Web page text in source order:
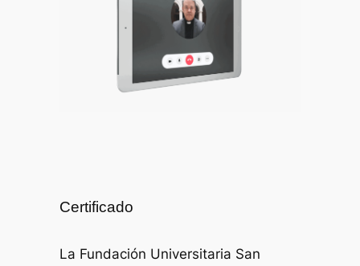
Certificado
La Fundación Universitaria San